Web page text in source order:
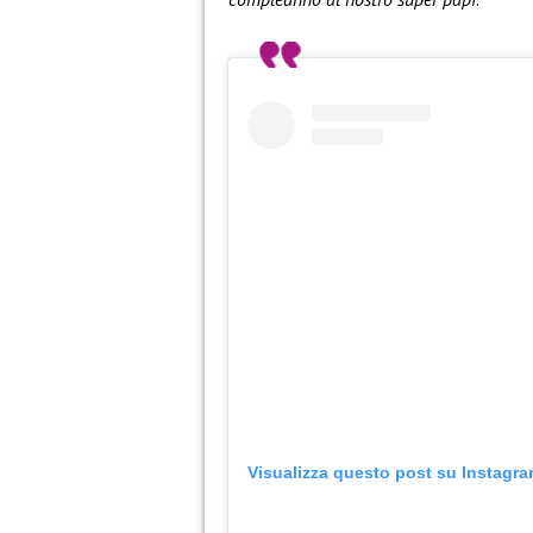
Visualizza questo post su